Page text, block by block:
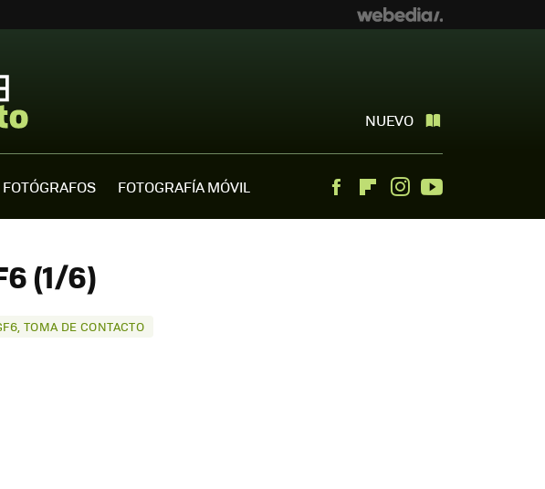
NUEVO
FOTÓGRAFOS FOTOGRAFÍA MÓVIL FacebookFlipboardInstagram
(1/6)
TOMA DE CONTACTO